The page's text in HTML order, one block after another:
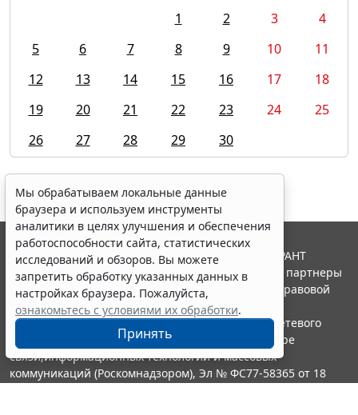
1
2 3
4
5
6 7 8 9 10
11
12
13 14 15 16 17
18
19
20 21 22 23 24
25
26
27 28 29 30
Мы обрабатываем локальные данные
браузера и используем инструменты
аналитики в целях улучшения и обеспечения
работоспособности сайта, статистических
исследований и обзоров. Вы можете
запретить обработку указанных данных в
настройках браузера. Пожалуйста,
ознакомьтесь с условиями их обработки.
Принять
© ООО "НПП "ГАРАНТ-СЕРВИС", 2026. Система ГАРАНТ
выпускается с 1990 года. Компания "Гарант" и ее партнеры
являются участниками Российской ассоциации правовой
информации ГАРАНТ.
Портал ГАРАНТ.РУ зарегистрирован в качестве сетевого
издания Федеральной службой по надзору в сфере
связи,информационных технологий и массовых
коммуникаций (Роскомнадзором), Эл № ФС77-58365 от 18